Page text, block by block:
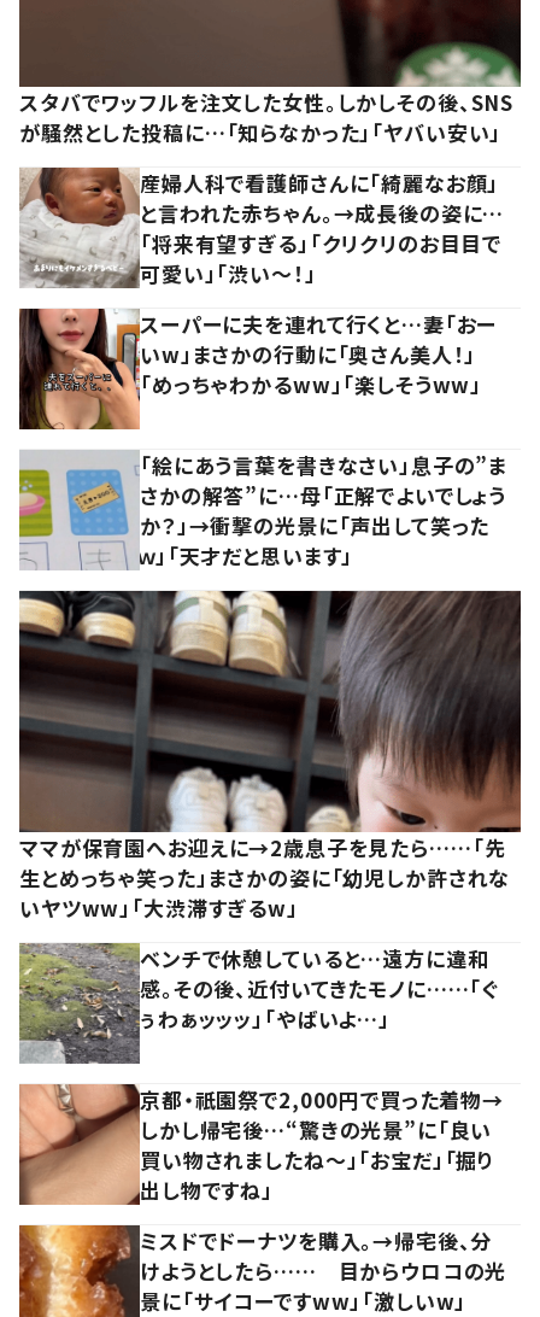
スタバでワッフルを注文した女性。しかしその後、SNS
が騒然とした投稿に…「知らなかった」「ヤバい安い」
産婦人科で看護師さんに「綺麗なお顔」
と言われた赤ちゃん。→成長後の姿に…
「将来有望すぎる」「クリクリのお目目で
可愛い」「渋い～！」
スーパーに夫を連れて行くと…妻「おー
いw」まさかの行動に「奥さん美人！」
「めっちゃわかるww」「楽しそうww」
「絵にあう言葉を書きなさい」息子の”ま
さかの解答”に…母「正解でよいでしょう
か？」→衝撃の光景に「声出して笑った
ｗ」「天才だと思います」
ママが保育園へお迎えに→2歳息子を見たら……「先
生とめっちゃ笑った」まさかの姿に「幼児しか許されな
いヤツww」「大渋滞すぎるw」
ベンチで休憩していると…遠方に違和
感。その後、近付いてきたモノに……「ぐ
ぅわぁッッッ」「やばいよ…」
京都・祇園祭で2,000円で買った着物→
しかし帰宅後…“驚きの光景”に「良い
買い物されましたね～」「お宝だ」「掘り
出し物ですね」
ミスドでドーナツを購入。→帰宅後、分
けようとしたら…… 目からウロコの光
景に「サイコーですww」「激しいw」